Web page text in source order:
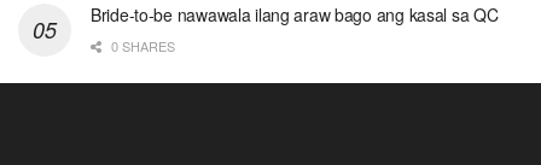
Bride-to-be nawawala ilang araw bago ang kasal sa QC
0 SHARES